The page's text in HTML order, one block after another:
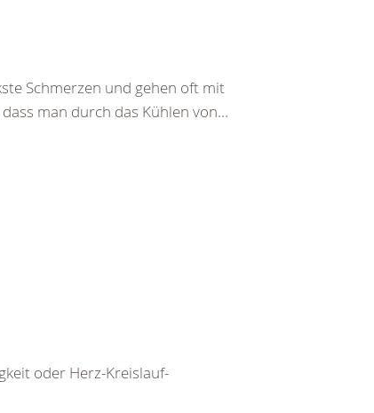
Schmerzen und gehen oft mit
man durch das Kühlen von…
oder Herz-Kreislauf-